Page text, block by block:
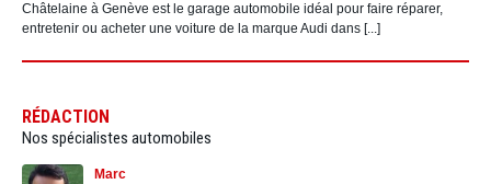
Châtelaine à Genève est le garage automobile idéal pour faire réparer,
entretenir ou acheter une voiture de la marque Audi dans [...]
RÉDACTION
Nos spécialistes automobiles
Marc